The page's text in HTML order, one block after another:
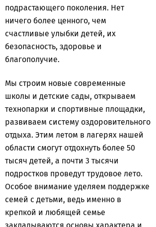
подрастающего поколения. Нет
ничего более ценного, чем
счастливые улыбки детей, их
безопасность, здоровье и
благополучие.
Мы строим новые современные
школы и детские сады, открываем
технопарки и спортивные площадки,
развиваем систему оздоровительного
отдыха. Этим летом в лагерях нашей
области смогут отдохнуть более 50
тысяч детей, а почти 3 тысячи
подростков проведут трудовое лето.
Особое внимание уделяем поддержке
семей с детьми, ведь именно в
крепкой и любящей семье
закладываются основы характера и